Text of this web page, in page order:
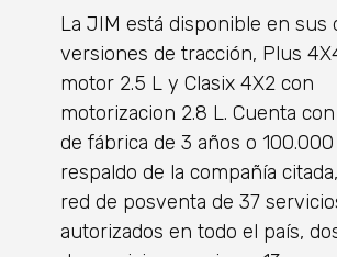
La JIM está disponible en sus
versiones de tracción, Plus
motor 2.5 L y Clasix 4X2 con
motorizacion 2.8 L. Cuenta
de fábrica de 3 años o
respaldo de la compañía
red de posventa de 37
autorizados en todo el país,